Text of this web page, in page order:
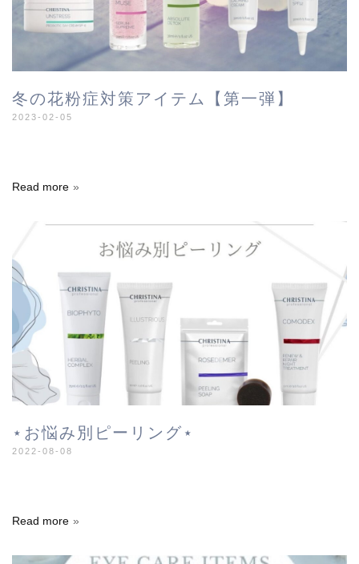
冬の花粉症対策アイテム【第一弾】
2023-02-05
Read more
⋆お悩み別ピーリング⋆
2022-08-08
Read more